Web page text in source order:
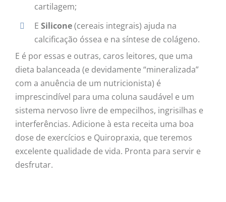
cartilagem;
ESilicone(cereais integrais) ajuda na
calcificação óssea e na síntese de colágeno.
E é por essas e outras, caros leitores, que uma
dieta balanceada (e devidamente “mineralizada”
com a anuência de um nutricionista) é
imprescindível para uma coluna saudável e um
sistema nervoso livre de empecilhos, ingrisilhas e
interferências. Adicione à esta receita uma boa
dose de exercícios e Quiropraxia, que teremos
excelente qualidade de vida. Pronta para servir e
desfrutar.